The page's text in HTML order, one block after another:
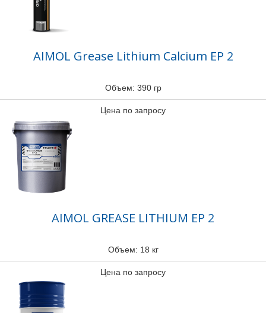
AIMOL Grease Lithium Calcium EP 2
Объем: 390 гр
Цена по запросу
AIMOL GREASE LITHIUM EP 2
Объем: 18 кг
Цена по запросу